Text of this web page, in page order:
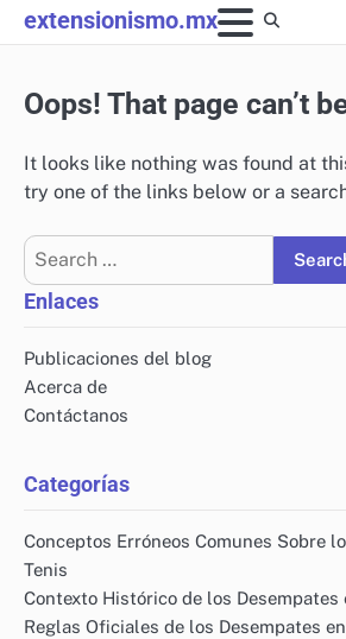
Skip
to
extensionismo.mx
Oops! That page can’t
It looks like nothing was found at
try one of the links below or a
Search
for:
Enlaces
Publicaciones del blog
Acerca de
Contáctanos
Categorías
Conceptos Erróneos Comunes Sobre
Tenis
Contexto Histórico de los Desempates
Reglas Oficiales de los Desempates